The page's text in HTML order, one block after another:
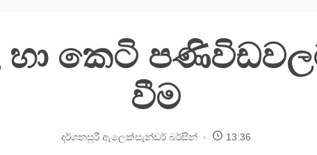
හා කෙටි
වීම
දර්ශනසූරී ඇලෙක්සැන්ඩර් බර්සින් 13:36